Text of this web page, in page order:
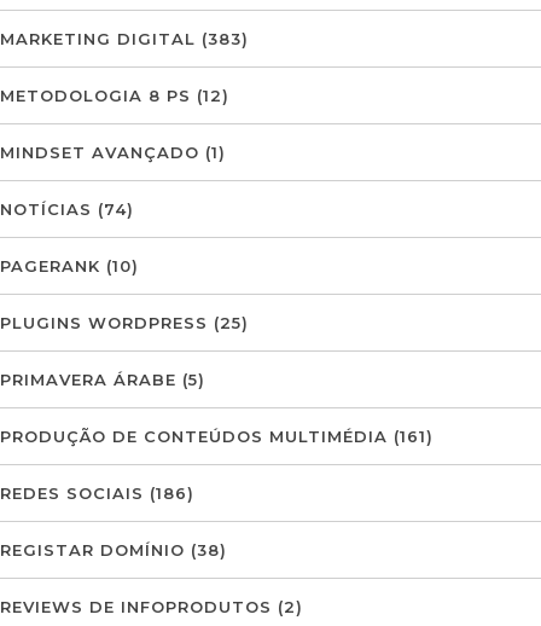
MARKETING DIGITAL (383)
METODOLOGIA 8 PS (12)
MINDSET AVANÇADO (1)
NOTÍCIAS (74)
PAGERANK (10)
PLUGINS WORDPRESS (25)
PRIMAVERA ÁRABE (5)
PRODUÇÃO DE CONTEÚDOS MULTIMÉDIA (161)
REDES SOCIAIS (186)
REGISTAR DOMÍNIO (38)
REVIEWS DE INFOPRODUTOS (2)